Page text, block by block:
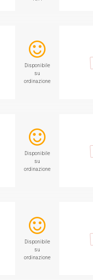
Disponibile
su
ordinazione
Disponibile
su
ordinazione
Disponibile
su
ordinazione